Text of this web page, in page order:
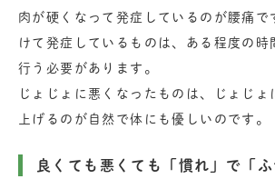
肉が硬くなって発症しているのが腰痛で
けて発症しているものは、ある程度の時
行う必要があります。
じょじょに悪くなったものは、じょじょ
上げるのが自然で体にも優しいのです。
良くても悪くても「慣れ」で「